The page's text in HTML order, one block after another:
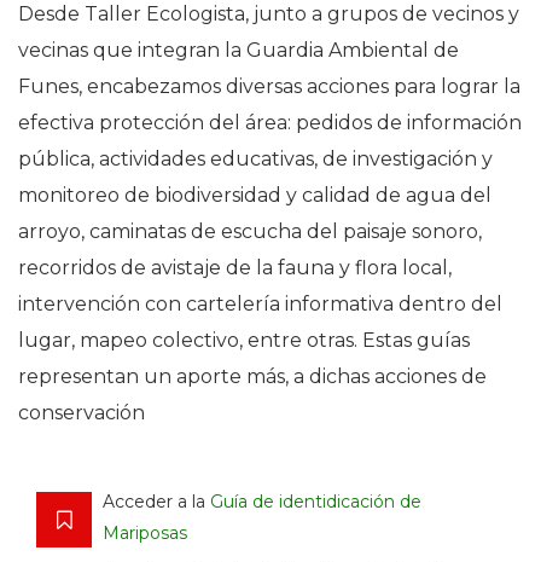
Desde Taller Ecologista, junto a grupos de vecinos y
vecinas que integran la Guardia Ambiental de
Funes, encabezamos diversas acciones para lograr la
efectiva protección del área: pedidos de información
pública, actividades educativas, de investigación y
monitoreo de biodiversidad y calidad de agua del
arroyo, caminatas de escucha del paisaje sonoro,
recorridos de avistaje de la fauna y flora local,
intervención con cartelería informativa dentro del
lugar, mapeo colectivo, entre otras. Estas guías
representan un aporte más, a dichas acciones de
conservación
Acceder a la Guía de identidicación de
Mariposas